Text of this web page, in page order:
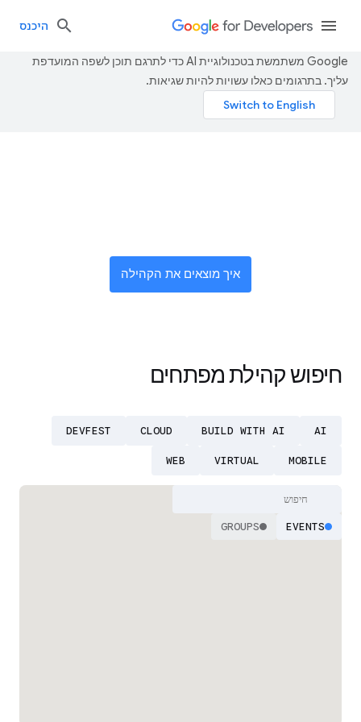
היכנס
‫Google משתמשת בטכנולוגיית AI כדי לתרגם תוכן לשפה המועדפת
עליך. בתרגומים כאלו עשויות להיות שגיאות.
איך מוצאים את הקהילה
חיפוש קהילת מפתחים
AI
BUILD WITH AI
CLOUD
DEVFEST
MOBILE
VIRTUAL
WEB
EVENTS
GROUPS